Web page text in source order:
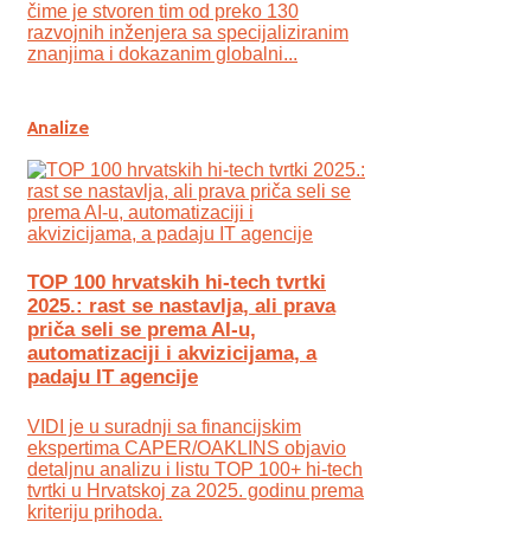
čime je stvoren tim od preko 130
razvojnih inženjera sa specijaliziranim
znanjima i dokazanim globalni...
Analize
TOP 100 hrvatskih hi-tech tvrtki
2025.: rast se nastavlja, ali prava
priča seli se prema AI-u,
automatizaciji i akvizicijama, a
padaju IT agencije
VIDI je u suradnji sa financijskim
ekspertima CAPER/OAKLINS objavio
detaljnu analizu i listu TOP 100+ hi-tech
tvrtki u Hrvatskoj za 2025. godinu prema
kriteriju prihoda.